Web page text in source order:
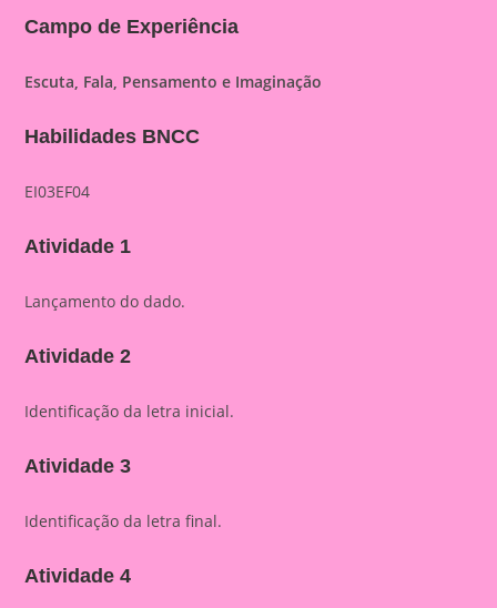
Campo de Experiência
Escuta, Fala, Pensamento e Imaginação
Habilidades BNCC
EI03EF04
Atividade 1
Lançamento do dado.
Atividade 2
Identificação da letra inicial.
Atividade 3
Identificação da letra final.
Atividade 4